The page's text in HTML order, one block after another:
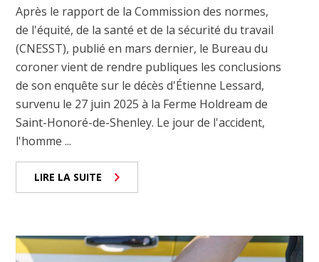
Après le rapport de la Commission des normes,
de l'équité, de la santé et de la sécurité du travail
(CNESST), publié en mars dernier, le Bureau du
coroner vient de rendre publiques les conclusions
de son enquête sur le décès d'Étienne Lessard,
survenu le 27 juin 2025 à la Ferme Holdream de
Saint-Honoré-de-Shenley. Le jour de l'accident,
l'homme ...
LIRE LA SUITE